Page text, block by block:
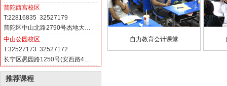
普陀西宫校区
T:22816835 32527179
普陀区中山北路2790号杰地大…
中山公园校区
T:32527173 32527172
长宁区愚园路1250号(安西路4…
推荐课程
自力教育会计课堂